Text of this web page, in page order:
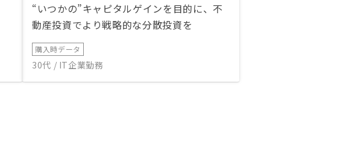
“いつかの”キャピタルゲインを目的に、不
動産投資でより戦略的な分散投資を
購入時データ
30代 / IT企業勤務